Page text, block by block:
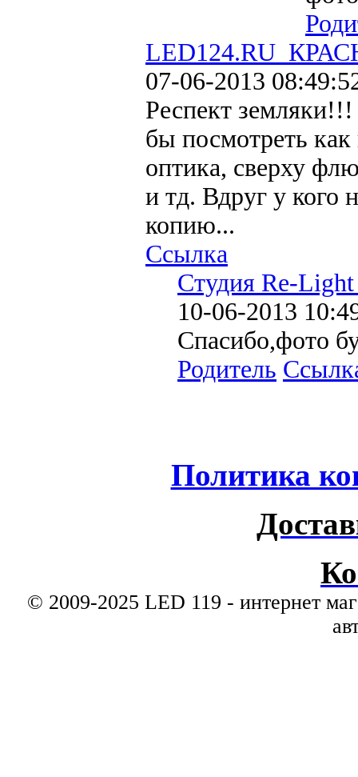
07-06-2013
Респект
бы посмотреть
оптика, сверху
и тд. Вдруг у кого
копию...
Ссылка
Студия Re-
10-06-2013
Спасибо,фото
Родитель
Политика
© 2009-2025 LED 119 - интернет